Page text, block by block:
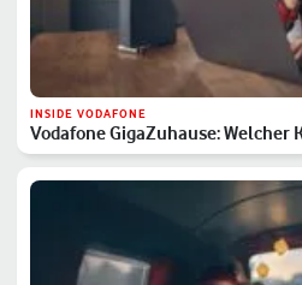
INSIDE VODAFONE
Vodafone GigaZuhause: Welcher